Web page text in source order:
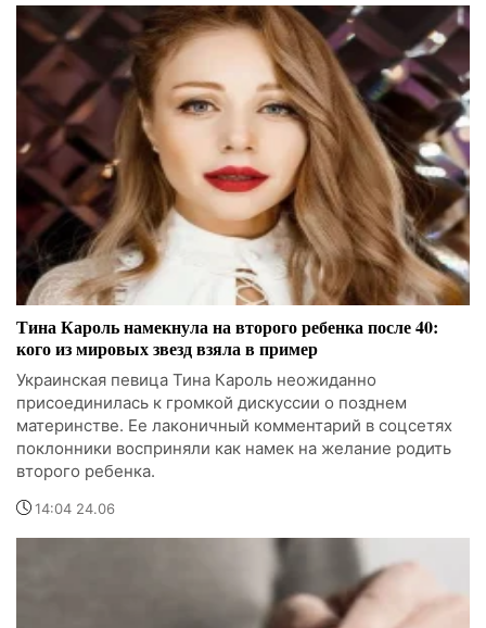
Тина Кароль намекнула на второго ребенка после 40:
кого из мировых звезд взяла в пример
Украинская певица Тина Кароль неожиданно
присоединилась к громкой дискуссии о позднем
материнстве. Ее лаконичный комментарий в соцсетях
поклонники восприняли как намек на желание родить
второго ребенка.
14:04 24.06